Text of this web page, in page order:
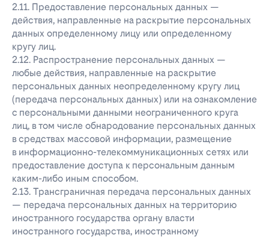
2.11. Предоставление персональных данных —
действия, направленные на раскрытие персональных
данных определенному лицу или определенному
кругу лиц.
2.12. Распространение персональных данных —
любые действия, направленные на раскрытие
персональных данных неопределенному кругу лиц
(передача персональных данных) или на ознакомление
с персональными данными неограниченного круга
лиц, в том числе обнародование персональных данных
в средствах массовой информации, размещение
в информационно-телекоммуникационных сетях или
предоставление доступа к персональным данным
каким-либо иным способом.
2.13. Трансграничная передача персональных данных
— передача персональных данных на территорию
иностранного государства органу власти
иностранного государства, иностранному